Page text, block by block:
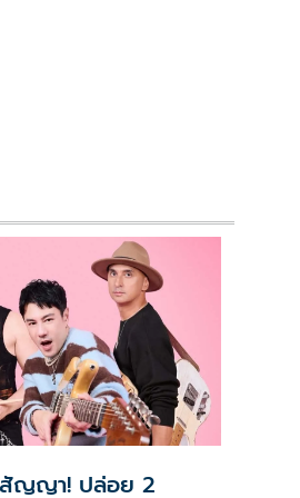
ญญา! ปล่อย 2